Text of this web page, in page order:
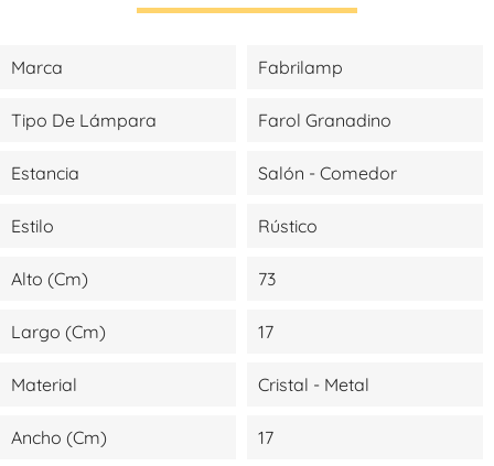
Marca Fabrilamp
Tipo De Lámpara Farol Granadino
Estancia Salón - Comedor
Estilo Rústico
Alto (cm) 73
Largo (cm) 17
Material Cristal - Metal
Ancho (cm) 17